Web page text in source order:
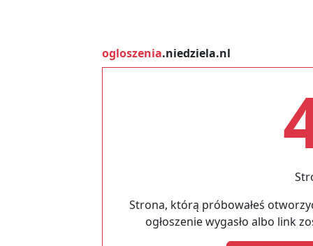
ogloszenia.niedziela.nl
Strona, którą próbowałeś
ogłoszenie wygasło albo link